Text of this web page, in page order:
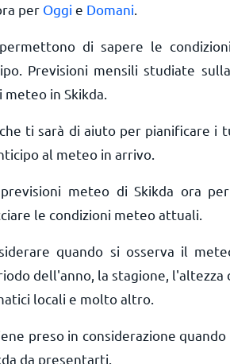
per Oggi e Domani
di sapere le
Previsioni mensili studiate
in Skikda.
ti sarà di aiuto per pianificare i
al meteo in arrivo.
meteo di Skikda ora
le condizioni meteo attuali.
quando si osserva il
dell'anno, la stagione, l'altezza
locali e molto altro.
preso in considerazione
da presentarti.